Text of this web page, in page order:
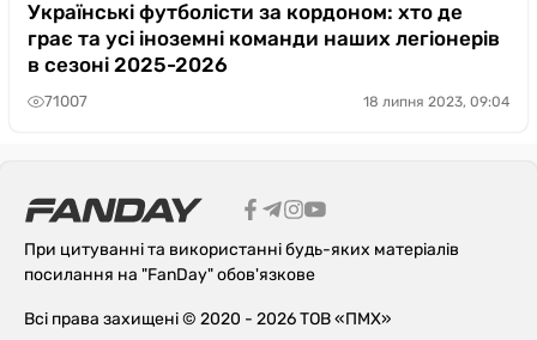
Українські футболісти за кордоном: хто де
грає та усі іноземні команди наших легіонерів
в сезоні 2025-2026
71007 18 липня 2023, 09:04
При цитуванні та використанні будь-яких матеріалів
посилання на "FanDay" обов'язкове
Всі права захищені © 2020 - 2026 ТОВ «ПМХ»